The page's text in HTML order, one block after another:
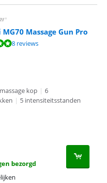
Massage Gun Pro
op 8 reviews.
8 reviews
kop | 6
| 5 intensiteitsstanden
bezorgd